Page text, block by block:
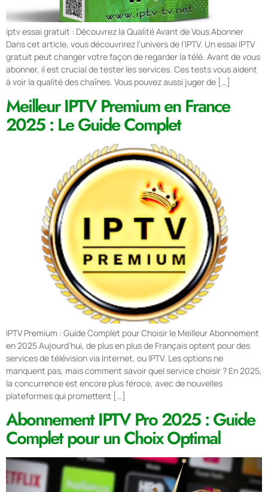
iptv essai gratuit : Découvrez la Qualité Avant de Vous Abonner
Dans cet article, vous découvrirez l’univers de l’IPTV. Un essai IPTV
gratuit peut changer votre façon de regarder la télé. Avant de vous
abonner, il est crucial de tester les services. Ces tests vous aident
à voir la qualité des chaînes. Vous pouvez aussi juger de […]
Meilleur IPTV Premium en France
2025 : Le Guide Complet
IPTV Premium : Guide Complet pour Choisir le Meilleur Abonnement
en 2025 Aujourd’hui, de plus en plus de Français optent pour des
services de télévision via Internet, ou IPTV. Les options ne
manquent pas, mais comment savoir quel service choisir ? En 2025,
la concurrence est encore plus féroce, avec de nouvelles
plateformes qui promettent […]
Abonnement IPTV Pro 2025 : Guide
Complet pour un Choix Optimal